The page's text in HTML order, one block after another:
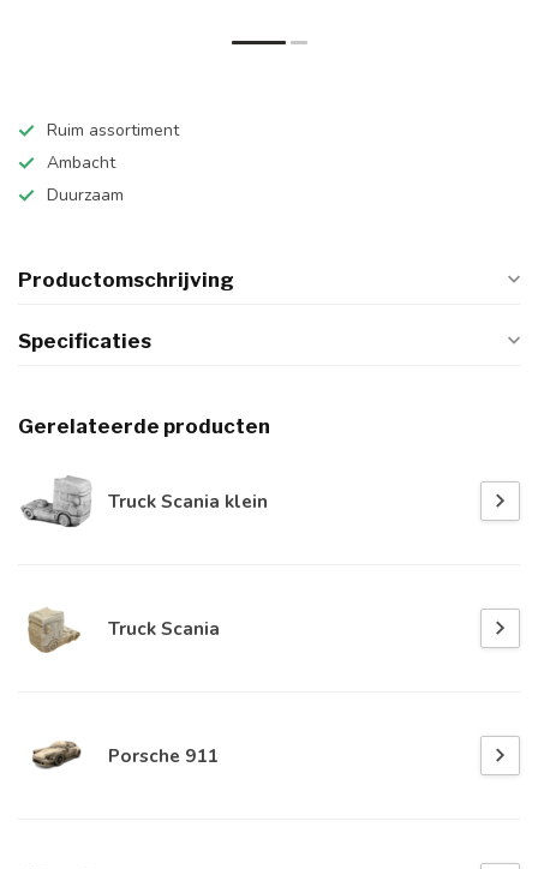
Ruim assortiment
Ambacht
Duurzaam
Productomschrijving
Specificaties
Gerelateerde producten
Truck Scania klein
Truck Scania
Porsche 911